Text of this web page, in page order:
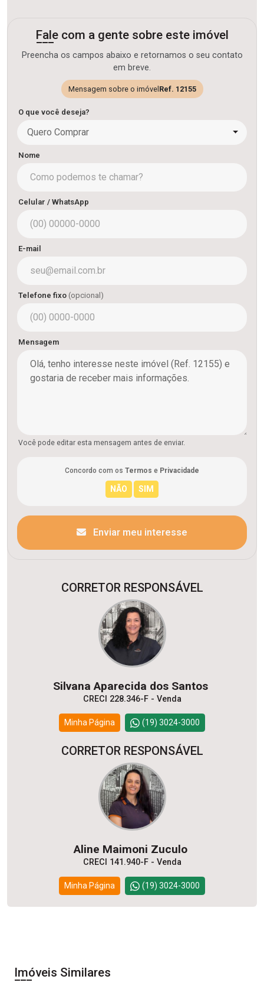
Fale com a gente sobre este imóvel
Preencha os campos abaixo e retornamos o seu contato
em breve.
Mensagem sobre o imóvel Ref. 12155
O que você deseja?
Quero Comprar
Nome
Celular / WhatsApp
E-mail
Telefone fixo (opcional)
Mensagem
Você pode editar esta mensagem antes de enviar.
Concordo com os Termos e Privacidade
Enviar meu interesse
CORRETOR RESPONSÁVEL
Silvana Aparecida dos Santos
CRECI 228.346-F - Venda
Minha Página (19) 3024-3000
CORRETOR RESPONSÁVEL
Aline Maimoni Zuculo
CRECI 141.940-F - Venda
Minha Página (19) 3024-3000
Imóveis Similares